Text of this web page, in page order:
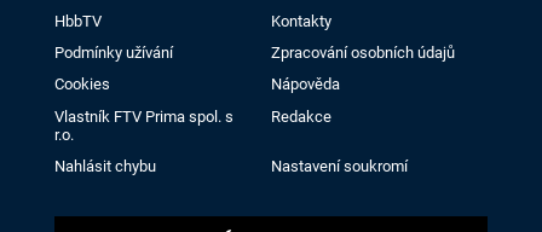
HbbTV
Kontakty
Podmínky užívání
Zpracování osobních údajů
Cookies
Nápověda
Vlastník FTV Prima spol. s
r.o.
Redakce
Nahlásit chybu Nastavení soukromí